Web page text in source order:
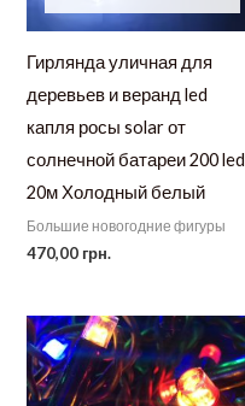
Гирлянда уличная для
деревьев и веранд led
капля росы solar от
солнечной батареи 200 led
20м Холодный белый
Большие новогодние фигуры
470,00 грн.